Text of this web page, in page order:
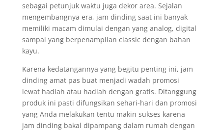
sebagai petunjuk waktu juga dekor area. Sejalan
mengembangnya era, jam dinding saat ini banyak
memiliki macam dimulai dengan yang analog, digital
sampai yang berpenampilan classic dengan bahan
kayu.
Karena kedatangannya yang begitu penting ini, jam
dinding amat pas buat menjadi wadah promosi
lewat hadiah atau hadiah dengan gratis. Ditanggung
produk ini pasti difungsikan sehari-hari dan promosi
yang Anda melakukan tentu makin sukses karena
jam dinding bakal dipampang dalam rumah dengan